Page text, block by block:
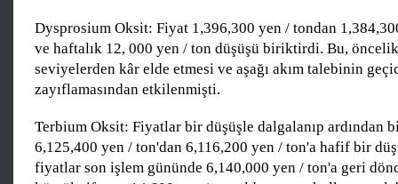
Dysprosium Oksit: Fiyat 1,396,300 yen / tondan
ve haftalık 12, 000 yen / ton düşüşü biriktirdi. Bu,
seviyelerden kâr elde etmesi ve aşağı akım talebinin
zayıflamasından etkilenmişti.
Terbium Oksit: Fiyatlar bir düşüşle dalgalanıp ardından
6,125,400 yen / ton'dan 6,116,200 yen / ton'a hafif bir
fiyatlar son işlem gününde 6,140,000 yen / ton'a geri